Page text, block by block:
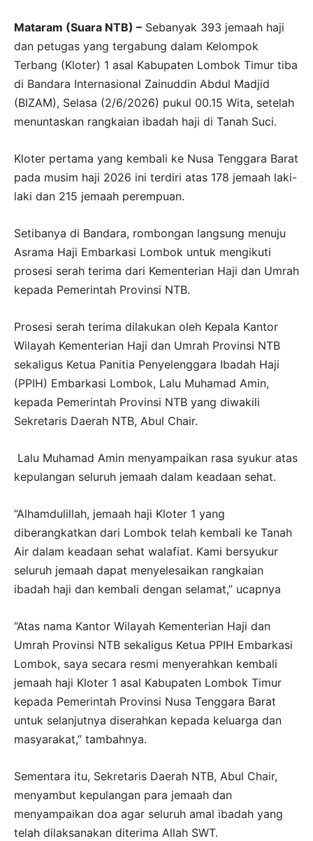
Mataram (Suara NTB) – Sebanyak 393 jemaah haji
dan petugas yang tergabung dalam Kelompok
Terbang (Kloter) 1 asal Kabupaten Lombok Timur tiba
di Bandara Internasional Zainuddin Abdul Madjid
(BIZAM), Selasa (2/6/2026) pukul 00.15 Wita, setelah
menuntaskan rangkaian ibadah haji di Tanah Suci.
Kloter pertama yang kembali ke Nusa Tenggara Barat
pada musim haji 2026 ini terdiri atas 178 jemaah laki-
laki dan 215 jemaah perempuan.
Setibanya di Bandara, rombongan langsung menuju
Asrama Haji Embarkasi Lombok untuk mengikuti
prosesi serah terima dari Kementerian Haji dan Umrah
kepada Pemerintah Provinsi NTB.
Prosesi serah terima dilakukan oleh Kepala Kantor
Wilayah Kementerian Haji dan Umrah Provinsi NTB
sekaligus Ketua Panitia Penyelenggara Ibadah Haji
(PPIH) Embarkasi Lombok, Lalu Muhamad Amin,
kepada Pemerintah Provinsi NTB yang diwakili
Sekretaris Daerah NTB, Abul Chair.
Lalu Muhamad Amin menyampaikan rasa syukur atas
kepulangan seluruh jemaah dalam keadaan sehat.
“Alhamdulillah, jemaah haji Kloter 1 yang
diberangkatkan dari Lombok telah kembali ke Tanah
Air dalam keadaan sehat walafiat. Kami bersyukur
seluruh jemaah dapat menyelesaikan rangkaian
ibadah haji dan kembali dengan selamat,” ucapnya
“Atas nama Kantor Wilayah Kementerian Haji dan
Umrah Provinsi NTB sekaligus Ketua PPIH Embarkasi
Lombok, saya secara resmi menyerahkan kembali
jemaah haji Kloter 1 asal Kabupaten Lombok Timur
kepada Pemerintah Provinsi Nusa Tenggara Barat
untuk selanjutnya diserahkan kepada keluarga dan
masyarakat,” tambahnya.
Sementara itu, Sekretaris Daerah NTB, Abul Chair,
menyambut kepulangan para jemaah dan
menyampaikan doa agar seluruh amal ibadah yang
telah dilaksanakan diterima Allah SWT.